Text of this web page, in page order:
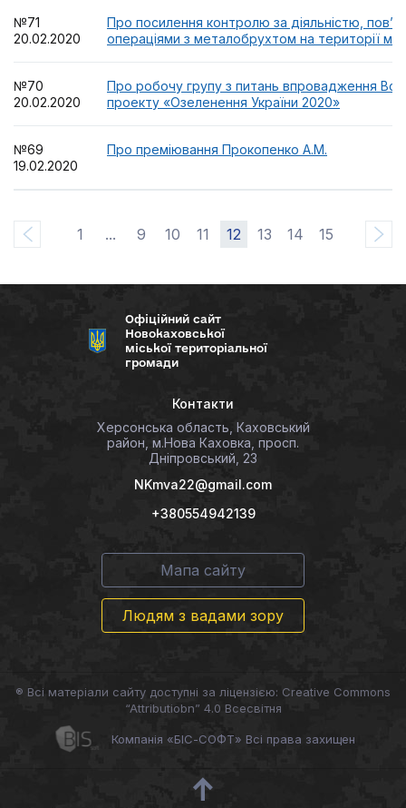
№71
20.02.2020
Про посилення контролю за діяльністю,
операціями з металобрухтом на території
№70
20.02.2020
Про робочу групу з питань впровадження
проекту «Озеленення України 2020»
№69
19.02.2020
Про преміювання Прокопенко А.М.
1 ... 9 10 11 12 13 14 15
Офіційний сайт
Новокаховської
міської територіальної
громади
Контакти
Херсонська область, Каховський
район, м.Нова Каховка, просп.
Дніпровський, 23
NKmva22@gmail.com
+380554942139
Мапа сайту
Людям з вадами зору
® Всі матеріали сайту доступні за ліцензією: Creative Commons
“Attributiobn” 4.0 Всесвітня
Компанія «БІС-СОФТ» Всі права захищен